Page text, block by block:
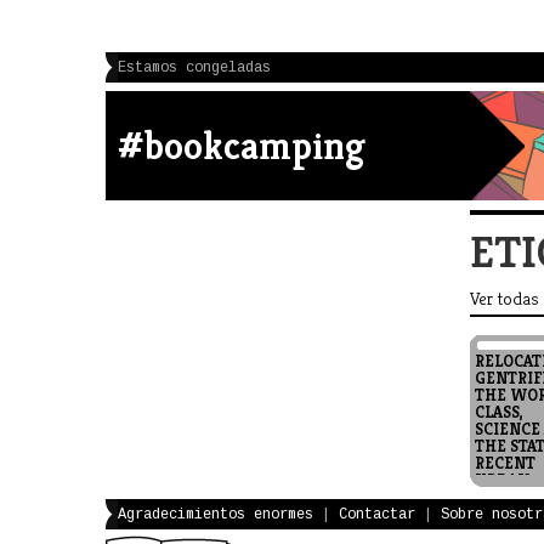
Estamos congeladas
#bookcamping
Ver todas
THE
CLASS,
THE
RECENT
URBAN
2008 LOÏC
Agradecimientos enormes Contactar Sobre